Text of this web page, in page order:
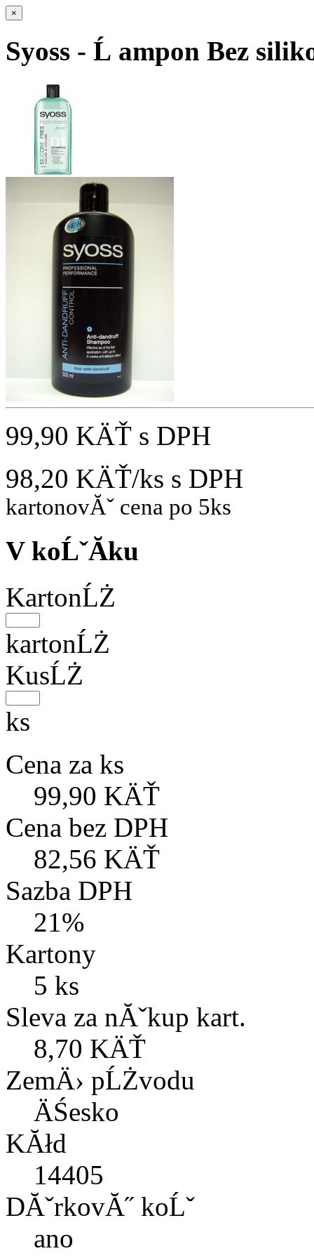
×
Syoss - Ĺ ampon Bez
99,90 KÄŤ s DPH
98,20 KÄŤ/ks s DPH
kartonovĂˇ cena po 5ks
V koĹˇĂ­ku
KartonĹŻ
kartonĹŻ
KusĹŻ
ks
Cena za ks
99,90 KÄŤ
Cena bez DPH
82,56 KÄŤ
Sazba DPH
21%
Kartony
5 ks
Sleva za nĂˇkup kart.
8,70 KÄŤ
ZemÄ› pĹŻvodu
ÄŚesko
KĂłd
14405
DĂˇrkovĂ˝ koĹˇ
ano